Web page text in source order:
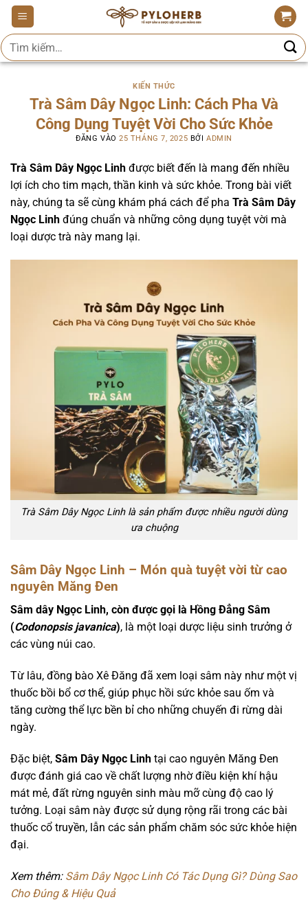
Bỏ
qua
nội
dung
Tìm
kiếm:
KIẾN THỨC
Trà Sâm Dây Ngọc Linh: Cách Pha Và
Công Dụng Tuyệt Vời Cho Sức Khỏe
ĐĂNG VÀO25 THÁNG 7, 2025 BỞI ADMIN
Trà Sâm Dây Ngọc Linh được biết đến là mang đến nhiều
lợi ích cho tim mạch, thần kinh và sức khỏe. Trong bài viết
này, chúng ta sẽ cùng khám phá cách để pha Trà Sâm Dây
Ngọc Linh đúng chuẩn và những công dụng tuyệt vời mà
loại dược trà này mang lại.
Trà Sâm Dây Ngọc Linh là sản phẩm được nhiều người dùng
ưa chuộng
Sâm Dây Ngọc Linh – Món quà tuyệt vời từ cao
nguyên Măng Đen
Sâm dây Ngọc Linh, còn được gọi là Hồng Đẳng Sâm
(Codonopsis javanica), là một loại dược liệu sinh trưởng ở
các vùng núi cao.
Từ lâu, đồng bào Xê Đăng đã xem loại sâm này như một vị
thuốc bồi bổ cơ thể, giúp phục hồi sức khỏe sau ốm và
tăng cường thể lực bền bỉ cho những chuyến đi rừng dài
ngày.
Đặc biệt, Sâm Dây Ngọc Linh tại cao nguyên Măng Đen
được đánh giá cao về chất lượng nhờ điều kiện khí hậu
mát mẻ, đất rừng nguyên sinh màu mỡ cùng độ cao lý
tưởng. Loại sâm này được sử dụng rộng rãi trong các bài
thuốc cổ truyền, lẫn các sản phẩm chăm sóc sức khỏe hiện
đại.
Xem thêm: Sâm Dây Ngọc Linh Có Tác Dụng Gì? Dùng Sao
Cho Đúng & Hiệu Quả